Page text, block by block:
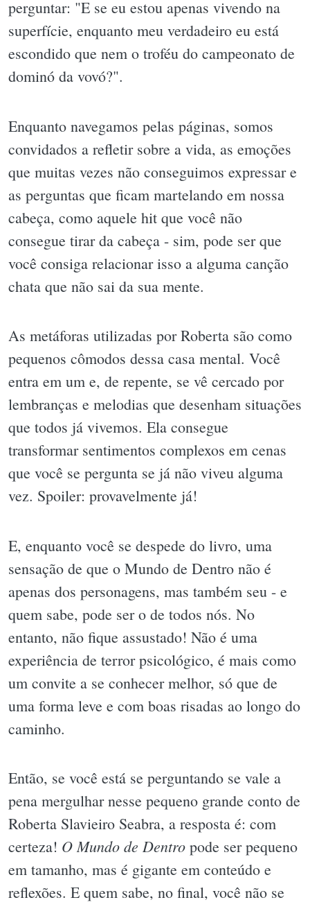
perguntar: "E se eu estou apenas vivendo na
superfície, enquanto meu verdadeiro eu está
escondido que nem o troféu do campeonato de
dominó da vovó?".
Enquanto navegamos pelas páginas, somos
convidados a refletir sobre a vida, as emoções
que muitas vezes não conseguimos expressar e
as perguntas que ficam martelando em nossa
cabeça, como aquele hit que você não
consegue tirar da cabeça - sim, pode ser que
você consiga relacionar isso a alguma canção
chata que não sai da sua mente.
As metáforas utilizadas por Roberta são como
pequenos cômodos dessa casa mental. Você
entra em um e, de repente, se vê cercado por
lembranças e melodias que desenham situações
que todos já vivemos. Ela consegue
transformar sentimentos complexos em cenas
que você se pergunta se já não viveu alguma
vez. Spoiler: provavelmente já!
E, enquanto você se despede do livro, uma
sensação de que o Mundo de Dentro não é
apenas dos personagens, mas também seu - e
quem sabe, pode ser o de todos nós. No
entanto, não fique assustado! Não é uma
experiência de terror psicológico, é mais como
um convite a se conhecer melhor, só que de
uma forma leve e com boas risadas ao longo do
caminho.
Então, se você está se perguntando se vale a
pena mergulhar nesse pequeno grande conto de
Roberta Slavieiro Seabra, a resposta é: com
certeza! O Mundo de Dentro pode ser pequeno
em tamanho, mas é gigante em conteúdo e
reflexões. E quem sabe, no final, você não se